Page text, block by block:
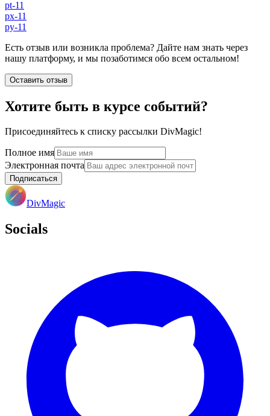
pt-11
px-11
py-11
Есть отзыв или возникла проблема? Дайте нам знать через
нашу платформу, и мы позаботимся обо всем остальном!
Оставить отзыв
Хотите быть в курсе событий?
Присоединяйтесь к списку рассылки DivMagic!
Полное имя
Электронная почта
Подписаться
DivMagic
Socials